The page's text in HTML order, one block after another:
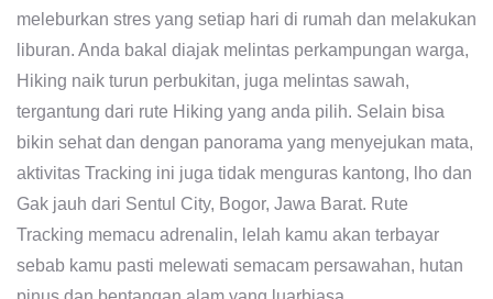
meleburkan stres yang setiap hari di rumah dan melakukan
liburan. Anda bakal diajak melintas perkampungan warga,
Hiking naik turun perbukitan, juga melintas sawah,
tergantung dari rute Hiking yang anda pilih. Selain bisa
bikin sehat dan dengan panorama yang menyejukan mata,
aktivitas Tracking ini juga tidak menguras kantong, lho dan
Gak jauh dari Sentul City, Bogor, Jawa Barat. Rute
Tracking memacu adrenalin, lelah kamu akan terbayar
sebab kamu pasti melewati semacam persawahan, hutan